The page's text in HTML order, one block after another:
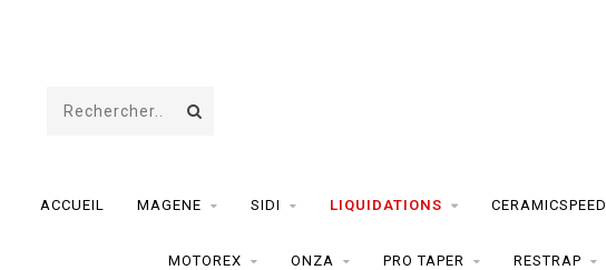
ACCUEIL MAGENE SIDI LIQUIDATIONS CERAMICSPEED
MOTOREX ONZA PRO TAPER RESTRAP